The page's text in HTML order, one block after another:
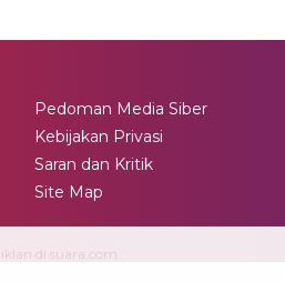
Pedoman Media Siber
Kebijakan Privasi
Saran dan Kritik
Site Map